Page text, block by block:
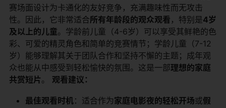
赛场面设计为卡通化的友好竞争，充满趣味性而无攻击
性。因此，它非常适合​​所有年龄段的观众观看​ ​，特别是​​4岁
及以上的儿童​​。学龄前儿童（4-6岁）可以享受其鲜艳的色
彩、可爱的精灵角色和简单的竞赛情节；学龄儿童（7-12
岁）能够理解其关于团队合作和坚持不懈的主题；成年观
众也能从中感受到轻松愉快的氛围。这是一部​​理想的家庭
共赏短片​​。 ​ ​观看建议：​
​最佳观看时机​​：适合作为​​家庭电影夜的轻松开场​​或​​假